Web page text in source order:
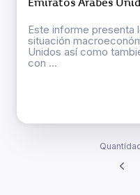
Emiratos Árabes
Este informe presenta
situación
Unidos así como
con ...